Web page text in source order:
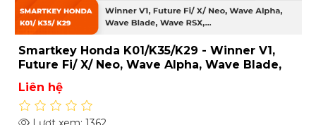
Smartkey Honda K01/K35/K29 - Winner V1,
Future Fi/ X/ Neo, Wave Alpha, Wave Blade,
Wave RSX,... - HD33FU
Liên hệ